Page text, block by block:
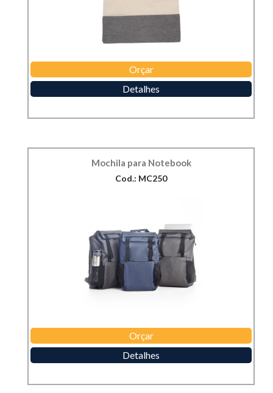
Orçar
Detalhes
Mochila para Notebook
Cod.: MC250
Orçar
Detalhes